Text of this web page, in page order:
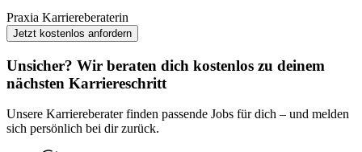
Praxia Karriereberaterin
Jetzt kostenlos anfordern
Unsicher? Wir beraten dich kostenlos zu deinem
nächsten Karriereschritt
Unsere Karriereberater finden passende Jobs für dich – und melden
sich persönlich bei dir zurück.